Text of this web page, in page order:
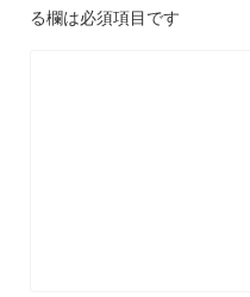
る欄は必須項目です